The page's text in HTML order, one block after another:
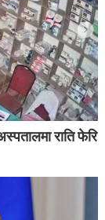
राति फेरि